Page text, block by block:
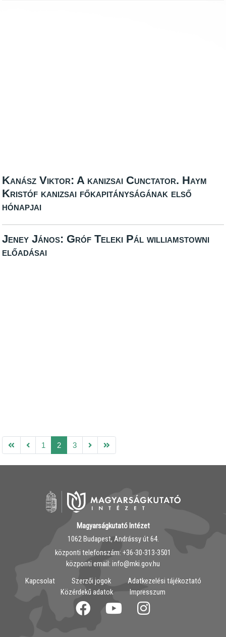
Kanász Viktor: A kanizsai Cunctator. Haym
Kristóf kanizsai főkapitányságának első
hónapjai
Jeney János: Gróf Teleki Pál williamstowni
előadásai
1 2 3
Magyarságkutató Intézet
1062 Budapest, Andrássy út 64.
központi telefonszám: ‭+36-30-313-3501
központi email: info@mki.gov.hu
Kapcsolat
Szerzői jogok
Adatkezelési tájékoztató
Közérdekű adatok
Impresszum